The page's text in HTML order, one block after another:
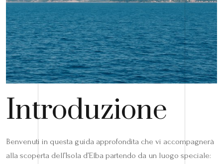
Introduzione
Benvenuti in questa guida approfondita che vi accompagnerà
alla scoperta dell’Isola d’Elba partendo da un luogo speciale: